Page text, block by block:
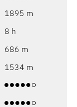
1895 m
8 h
686 m
1534 m